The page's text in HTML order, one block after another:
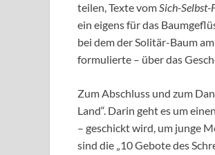
teilen, Texte vomSich-Selbst-
ein eigens für das
bei dem der Solitär-Baum
formulierte – über das
Zum Abschluss und zum
Land“. Darin geht es um
– geschickt wird, um junge
sind die „10 Gebote des